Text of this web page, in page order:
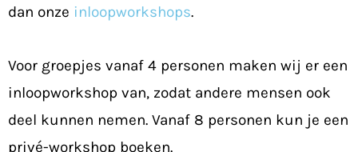
dan onze inloopworkshops.
Voor groepjes vanaf 4 personen maken wij er een
inloopworkshop van, zodat andere mensen ook
deel kunnen nemen. Vanaf 8 personen kun je een
privé-workshop boeken.